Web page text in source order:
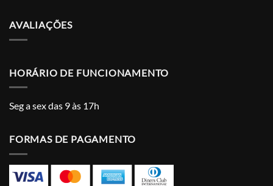
AVALIAÇÕES
HORÁRIO DE FUNCIONAMENTO
Seg a sex das 9 às 17h
FORMAS DE PAGAMENTO